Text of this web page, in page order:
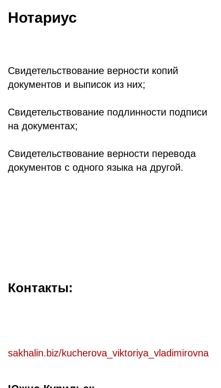
Нотариус
Свидетельствование верности копий
документов и выписок из них;
Свидетельствование подлинности подписи
на документах;
Свидетельствование верности перевода
документов с одного языка на другой.
Контакты:
sakhalin.biz/kucherova_viktoriya_vladimirovna